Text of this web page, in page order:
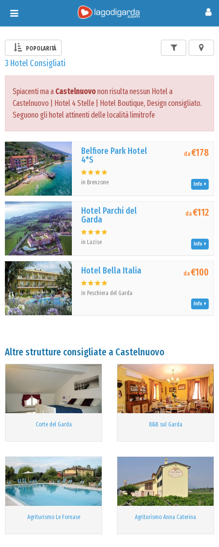
Toggle
navigation
POPOLARITÀ
3 Hotel Consigliati
Spiacenti ma a Castelnuovonon risulta nessun Hotel a
Castelnuovo | Hotel 4 Stelle | Hotel Boutique, Design consigliato.
Seguono gli hotel attinenti delle località limitrofe
Belfiore Park Hotel
4*S
in Brenzone
da€178
Info
Hotel Parchi del
Garda
in Lazise
da€112
Info
Hotel Bella Italia
in Peschiera del Garda
da€100
Info
Altre strutture consigliate a Castelnuovo
Corte del Garda B&B sul Garda
Agriturismo Le Fornase Agriturismo Anna Caterina